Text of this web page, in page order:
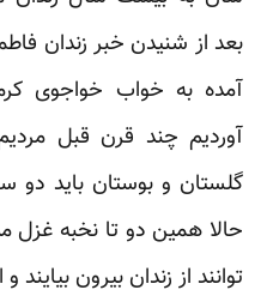
بعد از شنیدن خبر زندان
آمده به خواب خواجوی
آوردیم چند قرن قبل
گلستان و بوستان باید
حالا همین دو تا نخبه غزل
توانند از زندان بیرون بیایند